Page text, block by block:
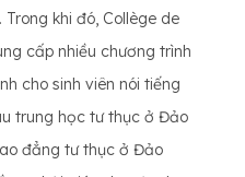
khi đó, Collège de
cấp nhiều chương trình
cho sinh viên nói tiếng
trung học tư thục ở Đảo
đẳng tư thục ở Đảo